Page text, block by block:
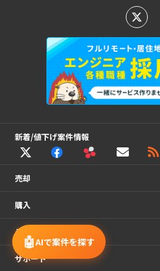
🤖AIで案件を探す
新着/値下げ案件情報
売却
購入
ラッコM&A
サポート